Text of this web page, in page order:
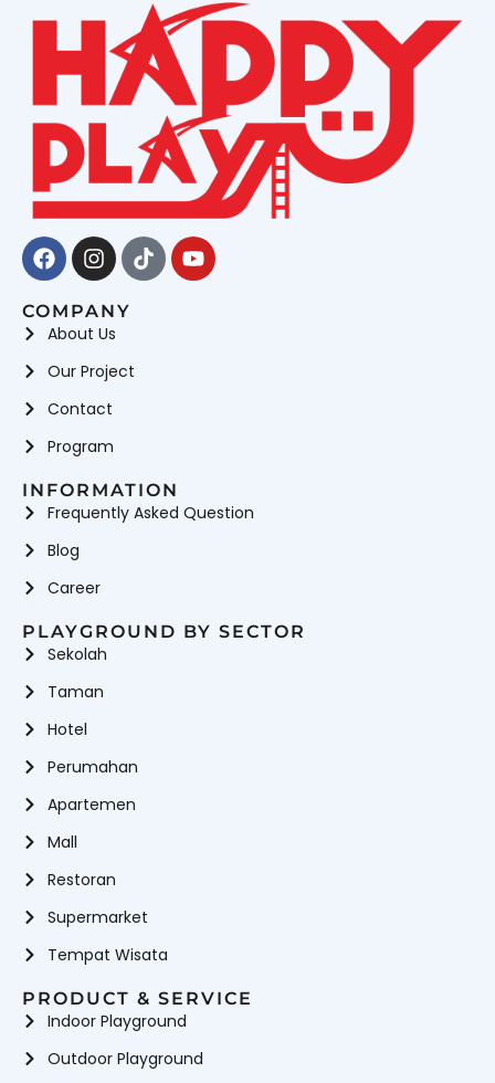
Facebook
Instagram
TiktokYoutube
COMPANY
About Us
Our Project
Contact
Program
INFORMATION
Frequently Asked Question
Blog
Career
PLAYGROUND BY SECTOR
Sekolah
Taman
Hotel
Perumahan
Apartemen
Mall
Restoran
Supermarket
Tempat Wisata
PRODUCT & SERVICE
Indoor Playground
Outdoor Playground